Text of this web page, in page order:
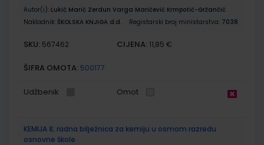
Autor(i): Lukić Marić Zerdun Varga Maričević Krmpotić-Gržančić
Nakladnik: ŠKOLSKA KNJIGA d.d. Registarski broj ministarstva: 7038
SKU: 567462 CIJENA: 11,85 €
ŠIFRA OMOTA: 500177
Udžbenik Omot
KEMIJA 8; radna bilježnica za kemiju u osmom razredu
osnovne škole